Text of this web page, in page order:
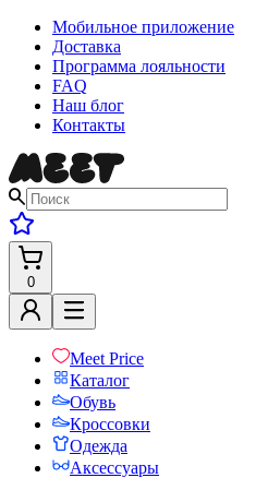
Мобильное приложение
Доставка
Программа лояльности
FAQ
Наш блог
Контакты
0
Meet Price
Каталог
Обувь
Кроссовки
Одежда
Аксессуары